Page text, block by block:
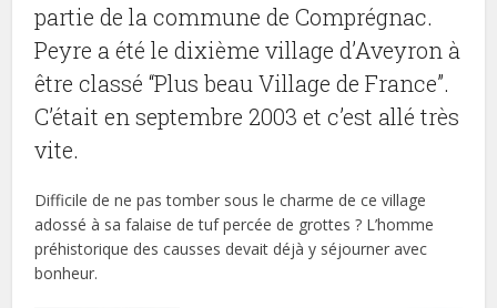
partie de la commune de Comprégnac.
Peyre a été le dixième village d’Aveyron à
être classé “Plus beau Village de France”.
C’était en septembre 2003 et c’est allé très
vite.
Difficile de ne pas tomber sous le charme de ce village
adossé à sa falaise de tuf percée de grottes ? L’homme
préhistorique des causses devait déjà y séjourner avec
bonheur.